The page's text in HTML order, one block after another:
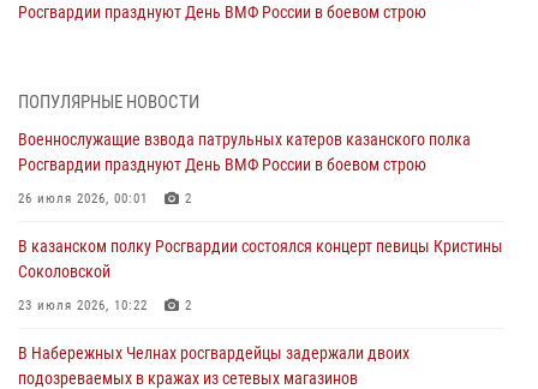
Росгвардии празднуют День ВМФ России в боевом строю
Татарстанские росгвардейцы завоевали «бронзу» в окружном этапе
24 июля 2026, 15:05 4
В казанском полку Росгвардии состоялся концерт певицы Кристины
23 июля 2026, 10:22
В Нижнекамске сотрудники Росгвардии задержали подозреваемого
23 июля 2026, 06:47
ПОПУЛЯРНЫЕ НОВОСТИ
Военнослужащие взвода патрульных катеров казанского полка
Росгвардии празднуют День ВМФ России в боевом строю
26 июля 2026, 00:01 2
В казанском полку Росгвардии состоялся концерт певицы Кристины
Соколовской
23 июля 2026, 10:22 2
В Набережных Челнах росгвардейцы задержали двоих
подозреваемых в кражах из сетевых магазинов